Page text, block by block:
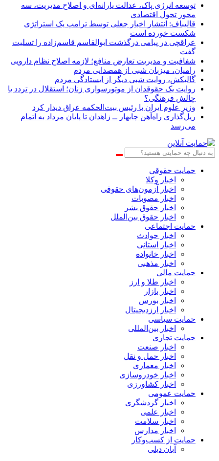
توسعه انرژی پاک، عدالت یارانه‌ای و اصلاح مدیریت، سه
محور تحول اقتصادی
قالیباف: انتشار اخبار جعلی توسط ترامپ یک استراتژی
شکست خورده است
عراقچی در پیامی درگذشت ابوالقاسم قاسم‌زاده را تسلیت
گفت
شفافیت و مدیریت تعارض منافع؛ لازمه اصلاح نظام دارویی
رامیان، میزبان شبی از همصدایی مردم
گالیکش، روایت شبی دیگر از ایستادگی مردم
روایت یک حقوقدان از موتورسواری زنان؛ استقلال در تردد یا
چالش فرهنگی؟
وزیر علوم ایران با رئیس بیت‌الحکمه عراق دیدار کرد
ریل‌گذاری راه‌آهن چابهار ــ زاهدان تا پایان مرداد به اتمام
می‌رسد
حمایت حقوقی
اخبار وکلا
اخبار آزمون‌های حقوقی
اخبار مصوبات
اخبار حقوق بشر
اخبار حقوق بین‌الملل
حمایت اجتماعی
اخبار حوادث
اخبار استانی
اخبار خانواده
اخبار مذهبی
حمایت مالی
اخبار طلا و ارز
اخبار بازار
اخبار بورس
اخبار ارزدیجیتال
حمایت سیاسی
اخبار بین‌المللی
حمایت تجاری
اخبار صنعت
اخبار حمل و نقل
اخبار معماری
اخبار خودروسازی
اخبار کشاورزی
حمایت عمومی
اخبار گردشگری
اخبار علمی
اخبار سلامت
اخبار مدارس
حمایت از کسب‌وکار
آبان دیلی